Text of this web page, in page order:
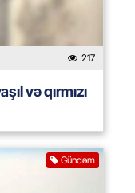
217
və qırmızı
Gündəm